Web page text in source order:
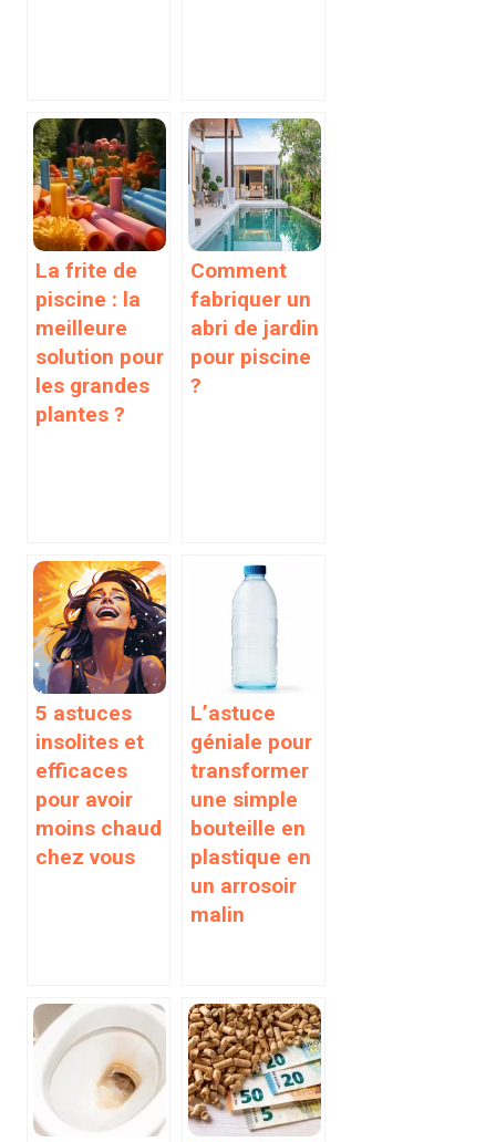
La frite de
piscine : la
meilleure
solution pour
les grandes
plantes ?
Comment
fabriquer un
abri de jardin
pour piscine
?
5 astuces
insolites et
efficaces
pour avoir
moins chaud
chez vous
L’astuce
géniale pour
transformer
une simple
bouteille en
plastique en
un arrosoir
malin